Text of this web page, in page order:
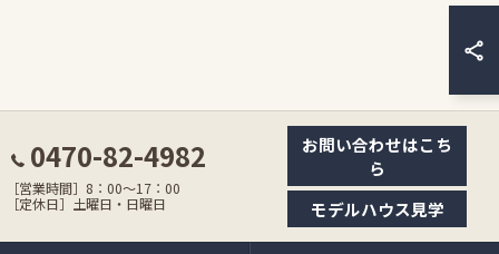
0470-82-4982
［営業時間］8：00〜17：00
［定休日］土曜日・日曜日
お問い合わせはこち
ら
モデルハウス見学